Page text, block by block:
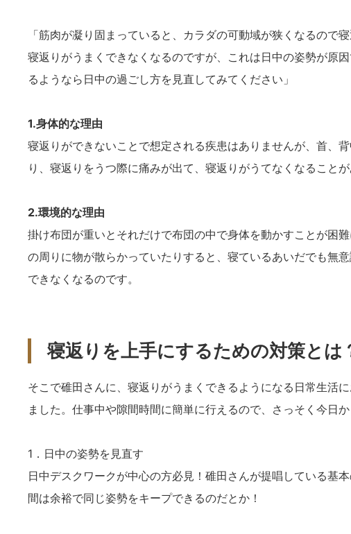
「筋肉が凝り固まっていると、カラダの可動域が狭くなるので
寝返りがうまくできなくなるのですが、これは日中の姿勢が原
るようなら日中の過ごし方を見直してみてください」
1.身体的な理由
寝返りができないことで想定される疾患はありませんが、首、
り、寝返りをうつ際に痛みが出て、寝返りがうてなくなることが
2.環境的な理由
掛け布団が重いとそれだけで布団の中で身体を動かすことが困
の周りに物が散らかっていたりすると、寝ているあいだでも無
できなくなるのです。
寝返りを上手にするための対策とは
そこで碓田さんに、寝返りがうまくできるようになる日常生活
ました。仕事中や隙間時間に簡単に行えるので、さっそく今日か
1．日中の姿勢を見直す
日中デスクワークが中心の方必見！碓田さんが提唱している基
間は余裕で同じ姿勢をキープできるのだとか！